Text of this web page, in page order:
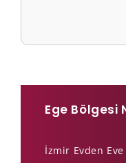
Ege Bölgesi
İzmir Evden